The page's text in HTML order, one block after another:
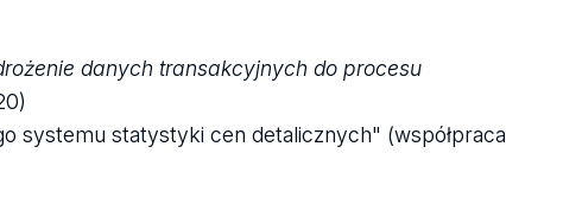
danych transakcyjnych do procesu
systemu statystyki cen detalicznych" (współpraca